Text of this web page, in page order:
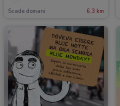
Scade domani 6.3 km